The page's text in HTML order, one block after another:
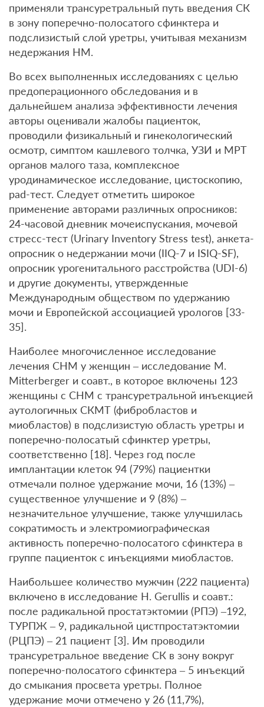
применяли трансуретральный путь введения СК
в зону поперечно-полосатого сфинктера и
подслизистый слой уретры, учитывая механизм
недержания НМ.
Во всех выполненных исследованиях с целью
предоперационного обследования и в
дальнейшем анализа эффективности лечения
авторы оценивали жалобы пациенток,
проводили физикальный и гинекологический
осмотр, симптом кашлевого толчка, УЗИ и МРТ
органов малого таза, комплексное
уродинамическое исследование, цистоскопию,
pad-тест. Следует отметить широкое
применение авторами различных опросников:
24-часовой дневник мочеиспускания, мочевой
стресс-тест (Urinary Inventory Stress test), анкета-
опросник о недержании мочи (IIQ-7 и ISIQ-SF),
опросник урогенитального расстройства (UDI-6)
и другие документы, утвержденные
Международным обществом по удержанию
мочи и Европейской ассоциацией урологов [33-
35].
Наиболее многочисленное исследование
лечения СНМ у женщин – исследование М.
Mitterberger и соавт., в которое включены 123
женщины с СНМ с трансуретральной инъекцией
аутологичных СКМТ (фибробластов и
миобластов) в подслизистую область уретры и
поперечно-полосатый сфинктер уретры,
соответственно [18]. Через год после
имплантации клеток 94 (79%) пациентки
отмечали полное удержание мочи, 16 (13%) –
существенное улучшение и 9 (8%) –
незначительное улучшение, также улучшилась
сократимость и электромиографическая
активность поперечно-полосатого сфинктера в
группе пациенток с инъекциями миобластов.
Наибольшее количество мужчин (222 пациента)
включено в исследование Н. Gerullis и соавт.:
после радикальной простатэктомии (РПЭ) –192,
ТУРПЖ – 9, радикальной цистпростатэктомии
(РЦПЭ) – 21 пациент [3]. Им проводили
трансуретральное введение СК в зону вокруг
поперечно-полосатого сфинктера – 5 инъекций
до смыкания просвета уретры. Полное
удержание мочи отмечено у 26 (11,7%),